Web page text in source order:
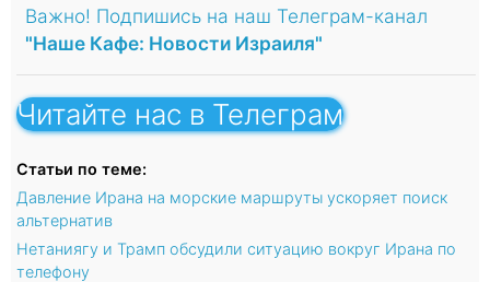
Важно! Подпишись на наш Телеграм-канал
"Наше Кафе: Новости Израиля"
Читайте нас в Телеграм
Статьи по теме:
Давление Ирана на морские маршруты ускоряет поиск
альтернатив
Нетаниягу и Трамп обсудили ситуацию вокруг Ирана по
телефону